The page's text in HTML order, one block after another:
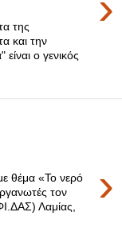
της
και την
ο γενικός
›
θέμα «Το νερό
τον
Λαμίας,